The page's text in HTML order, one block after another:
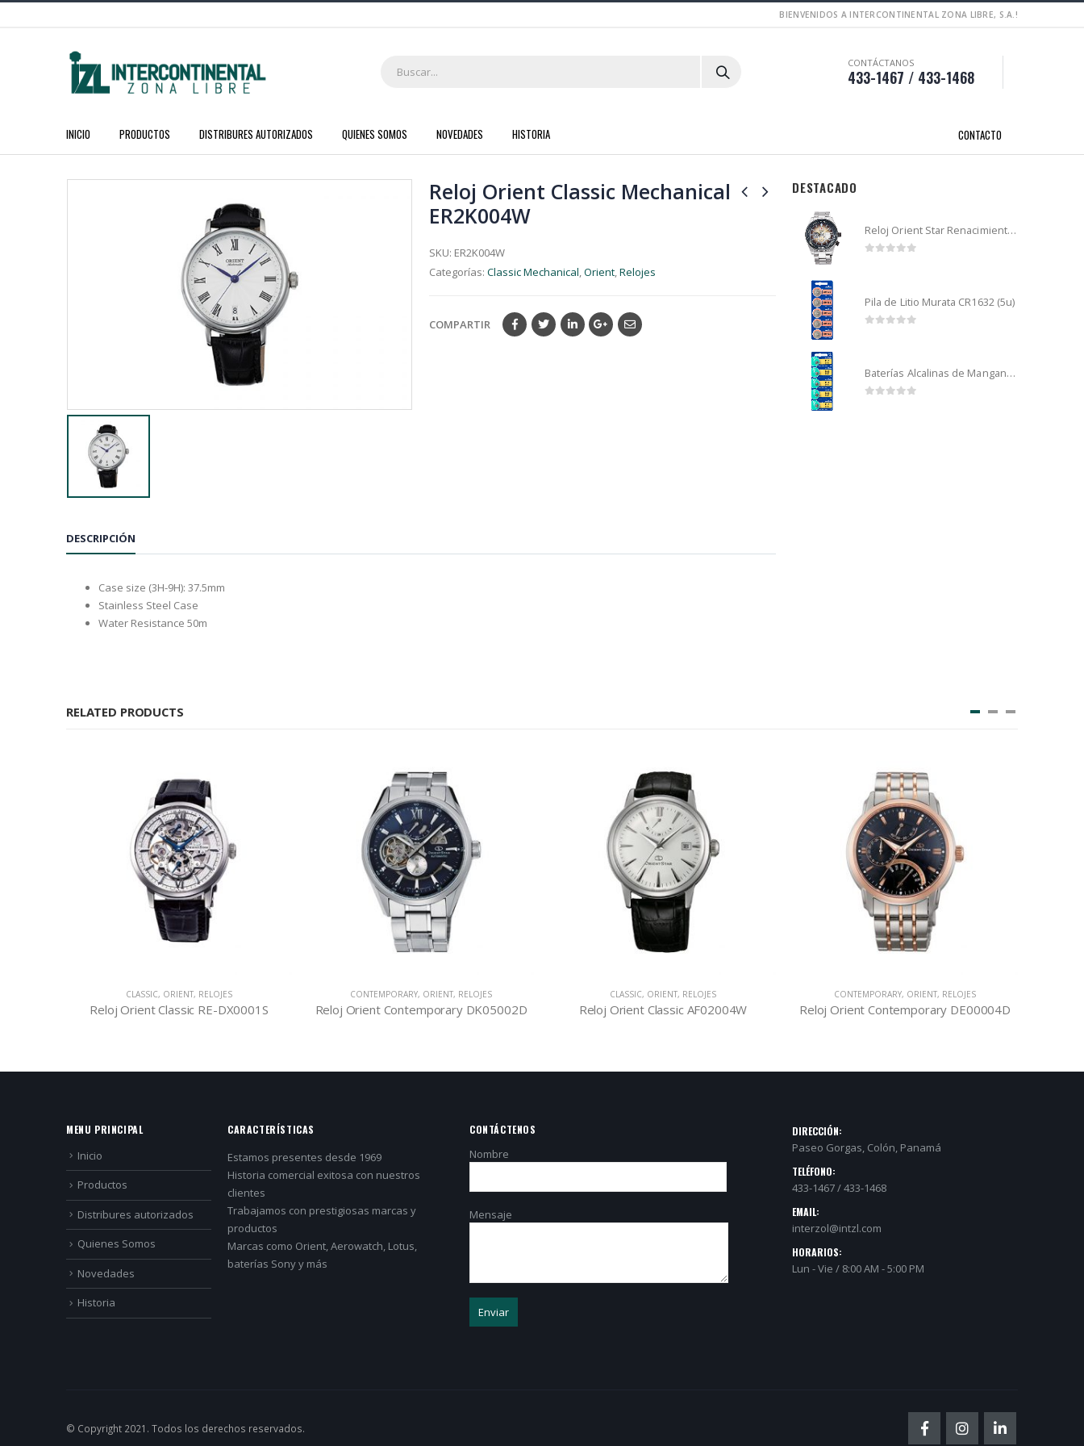
BIENVENIDOS A INTERCONTINENTAL ZONA LIBRE, S.A.!
CONTÁCTANOS
433-1467 / 433-1468
INICIO PRODUCTOS DISTRIBURES AUTORIZADOS QUIENES SOMOS NOVEDADES HISTORIA CONTACTO
Reloj Orient Classic Mechanical
ER2K004W
SKU: ER2K004W
Categorías: Classic Mechanical,Orient,Relojes
COMPARTIR
DESCRIPCIÓN
Case size (3H-9H): 37.5mm
Stainless Steel Case
Water Resistance 50m
DESTACADO
Reloj Orient Star Renacimiento mecánico - Retro Future Guitar - RA-AR0303G
Pila de Litio Murata CR1632 (5u)
Baterías Alcalinas de Manganeso Murata 192 (5u)
RELATED PRODUCTS
CLASSIC, ORIENT, RELOJES
Reloj Orient Classic RE-DX0001S
CONTEMPORARY, ORIENT, RELOJES
Reloj Orient Contemporary DK05002D
CLASSIC, ORIENT, RELOJES
Reloj Orient Classic AF02004W
CONTEMPORARY, ORIENT, RELOJES
Reloj Orient Contemporary DE00004D
MENU PRINCIPAL
Inicio
Productos
Distribures autorizados
Quienes Somos
Novedades
Historia
CARACTERÍSTICAS
Estamos presentes desde 1969
Historia comercial exitosa con nuestros
clientes
Trabajamos con prestigiosas marcas y
productos
Marcas como Orient, Aerowatch, Lotus,
baterías Sony y más
CONTÁCTENOS
Nombre
Mensaje
DIRECCIÓN:
Paseo Gorgas, Colón, Panamá
TELÉFONO:
433-1467 / 433-1468
EMAIL:
interzol@intzl.com
HORARIOS:
Lun - Vie / 8:00 AM - 5:00 PM
© Copyright 2021. Todos los derechos reservados.